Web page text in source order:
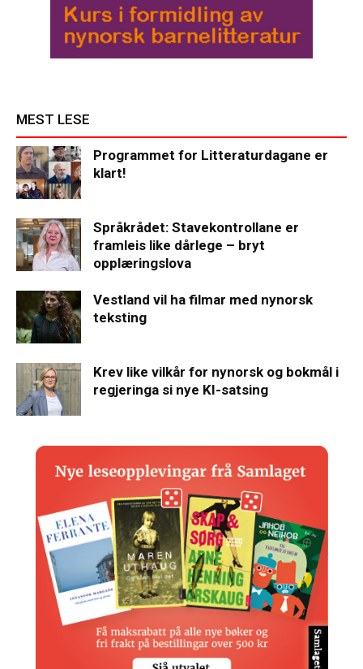
MEST LESE
Programmet for Litteraturdagane er
klart!
Språkrådet: Stavekontrollane er
framleis like dårlege – bryt
opplæringslova
Vestland vil ha filmar med nynorsk
teksting
Krev like vilkår for nynorsk og bokmål i
regjeringa si nye KI-satsing